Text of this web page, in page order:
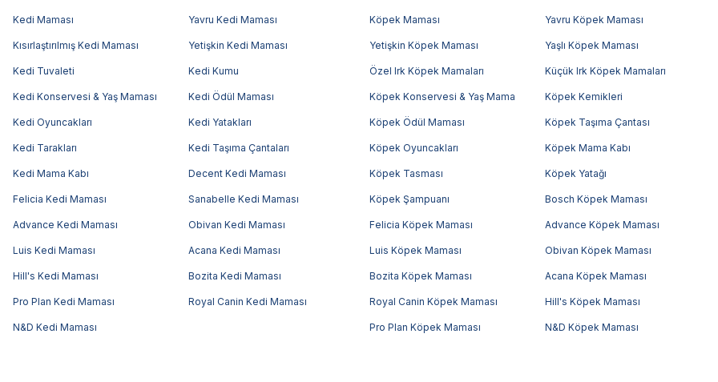
Kedi Maması Yavru Kedi Maması
Kısırlaştırılmış Kedi Maması Yetişkin Kedi Maması
Kedi Tuvaleti Kedi Kumu
Kedi Konservesi & Yaş Maması Kedi Ödül Maması
Kedi Oyuncakları Kedi Yatakları
Kedi Tarakları Kedi Taşıma Çantaları
Kedi Mama Kabı Decent Kedi Maması
Felicia Kedi Maması Sanabelle Kedi Maması
Advance Kedi Maması Obivan Kedi Maması
Luis Kedi Maması Acana Kedi Maması
Hill's Kedi Maması Bozita Kedi Maması
Pro Plan Kedi Maması Royal Canin Kedi Maması
N&D Kedi Maması
Köpek Maması Yavru Köpek Maması
Yetişkin Köpek Maması Yaşlı Köpek Maması
Özel Irk Köpek Mamaları Küçük Irk Köpek Mamaları
Köpek Konservesi & Yaş Mama Köpek Kemikleri
Köpek Ödül Maması Köpek Taşıma Çantası
Köpek Oyuncakları Köpek Mama Kabı
Köpek Tasması Köpek Yatağı
Köpek Şampuanı Bosch Köpek Maması
Felicia Köpek Maması Advance Köpek Maması
Luis Köpek Maması Obivan Köpek Maması
Bozita Köpek Maması Acana Köpek Maması
Royal Canin Köpek Maması Hill's Köpek Maması
Pro Plan Köpek Maması N&D Köpek Maması